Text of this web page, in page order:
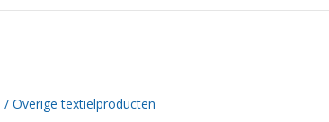
/Overige textielproducten